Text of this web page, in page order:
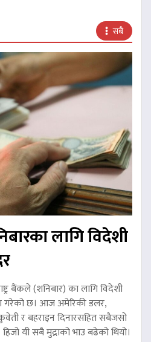
सबै
लागि विदेशी
बैंकले (शनिबार) का लागि विदेशी
गरेको छ। आज अमेरिकी डलर,
र बहराइन दिनारसहित सबैजसो
यी सबै मुद्राको भाउ बढेको थियो।